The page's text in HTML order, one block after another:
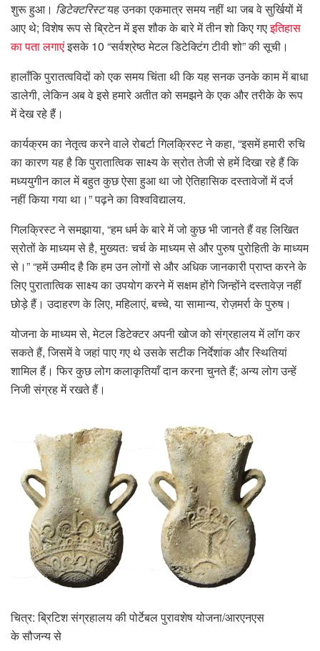
शुरू हुआ। डिटेक्टरिस्टयह उनका एकमात्र समय नहीं था जब वे सुर्खियों में
आए थे; विशेष रूप से ब्रिटेन में इस शौक के बारे में तीन शो किए गएइतिहास
का पता लगाएंइसके 10 “सर्वश्रेष्ठ मेटल डिटेक्टिंग टीवी शो” की सूची।
हालाँकि पुरातत्वविदों को एक समय चिंता थी कि यह सनक उनके काम में बाधा
डालेगी, लेकिन अब वे इसे हमारे अतीत को समझने के एक और तरीके के रूप
में देख रहे हैं।
कार्यक्रम का नेतृत्व करने वाले रोबर्टा गिलक्रिस्ट ने कहा, “इसमें हमारी रुचि
का कारण यह है कि पुरातात्विक साक्ष्य के स्रोत तेजी से हमें दिखा रहे हैं कि
मध्ययुगीन काल में बहुत कुछ ऐसा हुआ था जो ऐतिहासिक दस्तावेजों में दर्ज
नहीं किया गया था।” पढ़ने का विश्वविद्यालय.
गिलक्रिस्ट ने समझाया, “हम धर्म के बारे में जो कुछ भी जानते हैं वह लिखित
स्रोतों के माध्यम से है, मुख्यतः चर्च के माध्यम से और पुरुष पुरोहिती के माध्यम
से।” “हमें उम्मीद है कि हम उन लोगों से और अधिक जानकारी प्राप्त करने के
लिए पुरातात्विक साक्ष्य का उपयोग करने में सक्षम होंगे जिन्होंने दस्तावेज़ नहीं
छोड़े हैं। उदाहरण के लिए, महिलाएं, बच्चे, या सामान्य, रोज़मर्रा के पुरुष।
योजना के माध्यम से, मेटल डिटेक्टर अपनी खोज को संग्रहालय में लॉग कर
सकते हैं, जिसमें वे जहां पाए गए थे उसके सटीक निर्देशांक और स्थितियां
शामिल हैं। फिर कुछ लोग कलाकृतियाँ दान करना चुनते हैं; अन्य लोग उन्हें
निजी संग्रह में रखते हैं।
चित्र: ब्रिटिश संग्रहालय की पोर्टेबल पुरावशेष योजना/आरएनएस
के सौजन्य से